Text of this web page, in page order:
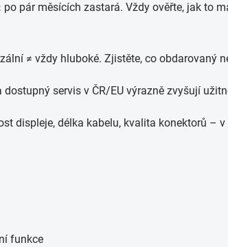
po pár měsících zastará. Vždy ověřte, jak to
≠ vždy hluboké. Zjistěte, co obdarovaný
dostupný servis v ČR/EU výrazně zvyšují
displeje, délka kabelu, kvalita konektorů –
funkce